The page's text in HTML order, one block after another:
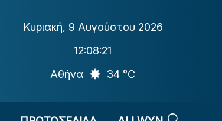
Κυριακή, 9 Αυγούστου 2026
12:08:22
Αθήνα
34 °C